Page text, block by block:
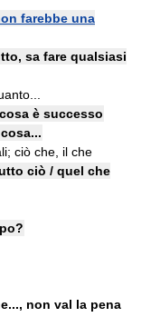
farebbe una
sa fare qualsiasi
è successo
ciò che, il che
ciò / quel che
non val la pena